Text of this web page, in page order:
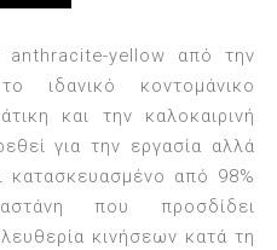
yellow από την
ιδανικό κοντομάνικο
και την καλοκαιρινή
για την εργασία αλλά
κατασκευασμένο από 98%
που προσδίδει
κινήσεων κατά τη